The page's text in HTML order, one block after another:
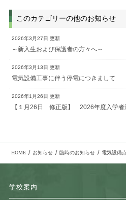
このカテゴリーの他のお知らせ
2026年3月27日 更新
～新入生および保護者の方々へ～
2026年3月13日 更新
電気設備工事に伴う停電につきまして
2026年1月26日 更新
【１月26日 修正版】 2026年度入学者
HOME / お知らせ / 臨時のお知らせ /
学校案内